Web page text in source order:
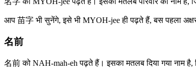
आप 苗字 भी सुनेंगे, इसे भी MYOH-jee ही पढ़ते हैं, बस पहला
名前
名前 को NAH-mah-eh पढ़ते हैं। इसका मतलब दिया गया नाम